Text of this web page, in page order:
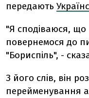
передають
"Я сподіваюся, що
повернемося до
"Бориспіль", -
З його слів, він
перейменування